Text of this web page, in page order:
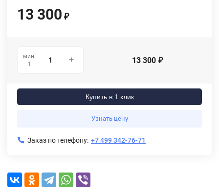
13 300 ₽
мин.
1
13 300 ₽
Купить в 1 клик
Узнать цену
Заказ по телефону: +7 499 342-76-71